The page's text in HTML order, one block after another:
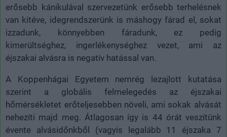
erősebb kánikulával szervezetünk erősebb terhelésnek
van kitéve, idegrendszerünk is máshogy fárad el, sokat
izzadunk, könnyebben fáradunk, ez pedig
kimerültséghez, ingerlékenységhez vezet, ami az
éjszakai alvásra is negatív hatással van.
A Koppenhágai Egyetem nemrég lezajlott kutatása
szerint a globális felmelegedés az éjszakai
hőmérsékletet erőteljesebben növeli, ami sokak alvását
nehezíti majd meg. Átlagosan így is 44 órát veszítünk
évente alvásidőnkből (vagyis legalább 11 éjszaka 7